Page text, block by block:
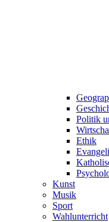
Politik
Ethik
Kunst
Musik
Sport
Wahlunterricht